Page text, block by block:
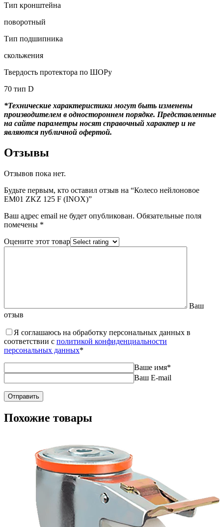
Тип кронштейна
поворотный
Тип подшипника
скольжения
Твердость протектора по ШОРу
70 тип D
*Технические характеристики могут быть изменены
производителем в одностороннем порядке. Представленные
на сайте параметры носят справочный характер и не
являются публичной офертой.
Отзывы
Отзывов пока нет.
Будьте первым, кто оставил отзыв на “Колесо нейлоновое
EM01 ZKZ 125 F (INOX)”
Ваш адрес email не будет опубликован. Обязательные поля
помечены *
Оцените этот товар
Ваш
отзыв
Я соглашаюсь на обработку персональных данных в
соответствии с политикой конфиденциальности
персональных данных*
Ваше имя*
Ваш E-mail
Похожие товары